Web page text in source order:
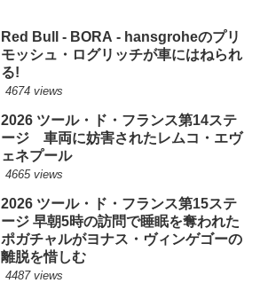
Red Bull - BORA - hansgroheのプリ
モッシュ・ログリッチが車にはねられ
る!
4674 views
2026 ツール・ド・フランス第14ステ
ージ 車両に妨害されたレムコ・エヴ
ェネプール
4665 views
2026 ツール・ド・フランス第15ステ
ージ 早朝5時の訪問で睡眠を奪われた
ポガチャルがヨナス・ヴィンゲゴーの
離脱を惜しむ
4487 views